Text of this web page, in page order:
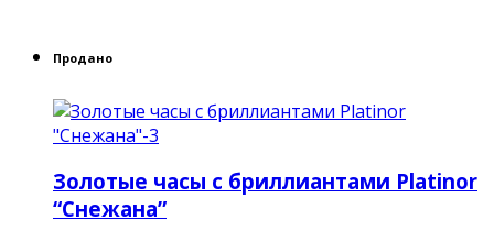
Продано
Золотые часы с бриллиантами Platinor
“Снежана”